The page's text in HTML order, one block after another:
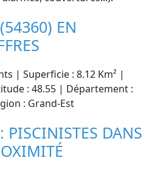
EN
| Superficie : 8.12 Km² |
: 48.55 | Département :
: Grand-Est
PISCINISTES DANS